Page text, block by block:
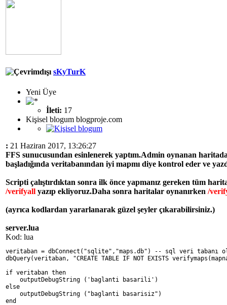
sKyTurK
Yeni Üye
İleti: 17
Kişisel blogum blogproje.com
: 21 Haziran 2017, 13:26:27
FFS sunucusundan esinlenerek yaptım.Admin oynanan
başladığında veritabanından iyi mapmı diye kontrol eder ve
Scripti çalıştırdıktan sonra ilk önce yapmanız gereken tüm
/verifyall yazıp ekliyoruz.Daha sonra haritalar oynanırken /
(ayrıca kodlardan yararlanarak güzel şeyler çıkarabilirsiniz.)
server.lua
Kod: lua
veritaban = dbConnect("sqlite","maps.db") -- sql veri tabanı
dbQuery(veritaban, "CREATE TABLE IF NOT EXISTS
if veritaban then
outputDebugString ('baglanti basarili')
else
outputDebugString ("baglanti basarisiz")
end